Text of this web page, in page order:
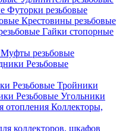
Футорки резьбовые
Крестовины резьбовые
Гайки стопорные
Муфты резьбовые
Резьбовые
Резьбовые Тройники
Резьбовые Угольники
Коллекторы,